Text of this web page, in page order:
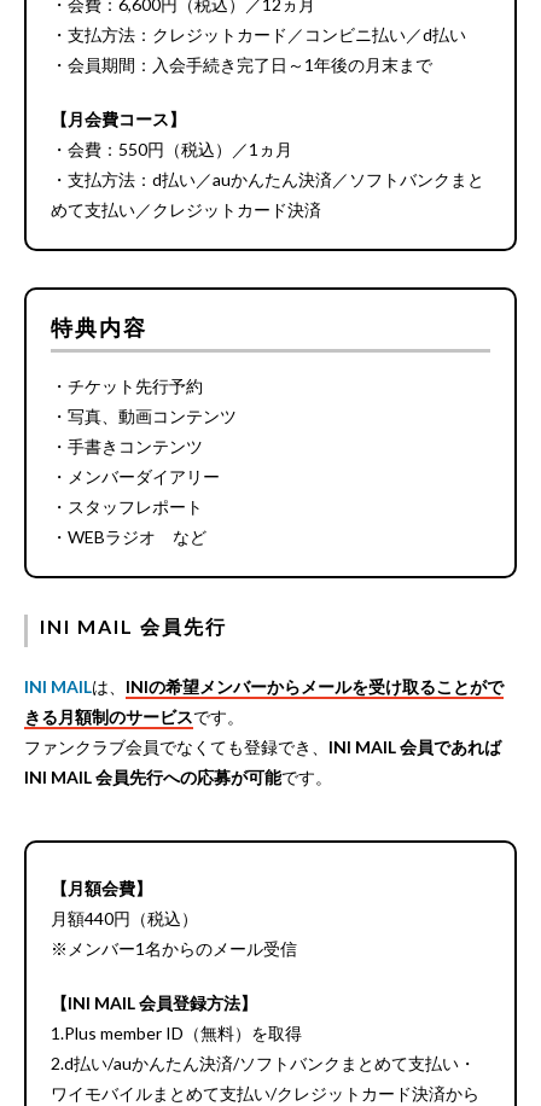
・会費：6,600円（税込）／12ヵ月
・支払方法：クレジットカード／コンビニ払い／d払い
・会員期間：入会手続き完了日～1年後の月末まで
【月会費コース】
・会費：550円（税込）／1ヵ月
・支払方法：d払い／auかんたん決済／ソフトバンクまと
めて支払い／クレジットカード決済
特典内容
・チケット先行予約
・写真、動画コンテンツ
・手書きコンテンツ
・メンバーダイアリー
・スタッフレポート
・WEBラジオ など
INI MAIL 会員先行
INI MAILは、 INIの希望メンバーからメールを受け取ることがで
きる月額制のサービスです。
ファンクラブ会員でなくても登録でき、 INI MAIL 会員であれば
INI MAIL 会員先行への応募が可能です。
【月額会費】
月額440円（税込）
※メンバー1名からのメール受信
【INI MAIL 会員登録方法】
1.Plus member ID（無料）を取得
2.d払い/auかんたん決済/ソフトバンクまとめて支払い・
ワイモバイルまとめて支払い/クレジットカード決済から